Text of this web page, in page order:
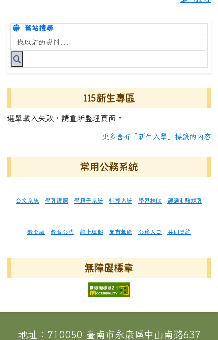
舊站搜尋
搜尋台南市永康國小全球資訊網關鍵字
115新生專區
選單載入失敗，請重新整理頁面。
更多含有「新生入學」標籤的內容
常用公務系統
公文系統 學習護照 學籍子系統 輔導系統 學習扶助 篩選測驗練習
教育局 教育公告 線上填報 南市報修 公務入口 共同契約
無障礙標章
頁尾區域內容
地址：710050 臺南市永康區中山南路637